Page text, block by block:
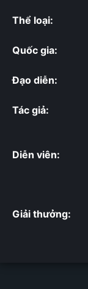
Thể loại:
Quốc gia:
Đạo diễn:
Tác giả:
Diễn viên:
Giải thưởng: